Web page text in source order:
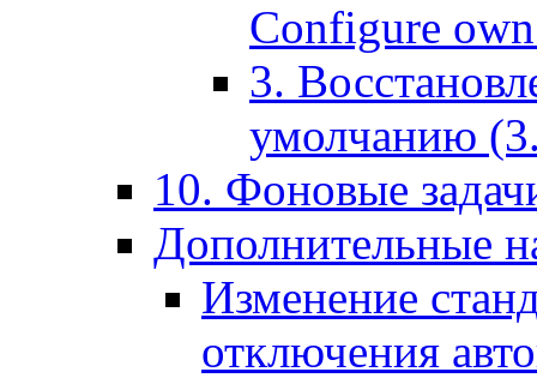
Configure
3.
умолчанию
10. Фоновые
Дополнительные
Изменение
отключения